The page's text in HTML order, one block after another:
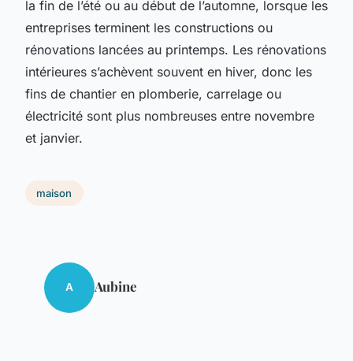
la fin de l’été ou au début de l’automne, lorsque les
entreprises terminent les constructions ou
rénovations lancées au printemps. Les rénovations
intérieures s’achèvent souvent en hiver, donc les
fins de chantier en plomberie, carrelage ou
électricité sont plus nombreuses entre novembre
et janvier.
maison
A Aubine